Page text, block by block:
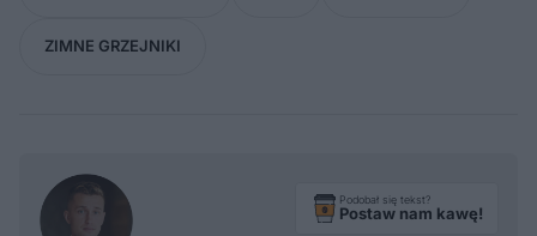
ZIMNE GRZEJNIKI
Podobał się tekst?
Postaw nam kawę!